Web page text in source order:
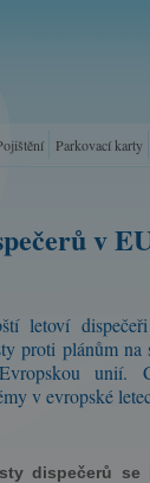
Parkovací karty
v
letoví
proti plánům na
unií.
v evropské
dispečerů